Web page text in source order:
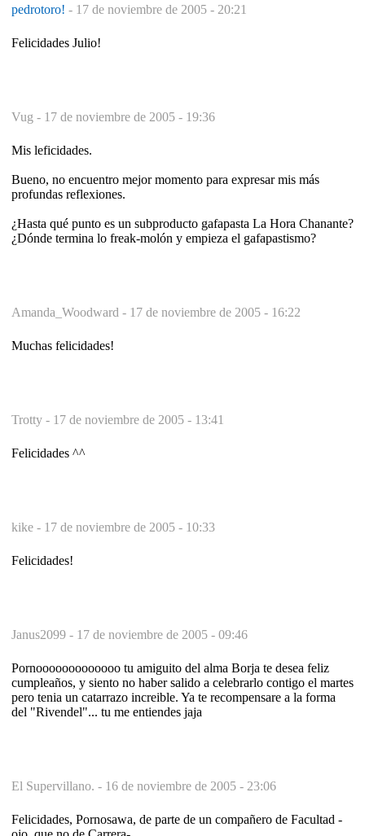
pedrotoro! - 17 de noviembre de 2005 - 20:21
Felicidades Julio!
Vug - 17 de noviembre de 2005 - 19:36
Mis leficidades.
Bueno, no encuentro mejor momento para expresar mis más
profundas reflexiones.
¿Hasta qué punto es un subproducto gafapasta La Hora Chanante?
¿Dónde termina lo freak-molón y empieza el gafapastismo?
Amanda_Woodward - 17 de noviembre de 2005 - 16:22
Muchas felicidades!
Trotty - 17 de noviembre de 2005 - 13:41
Felicidades ^^
kike - 17 de noviembre de 2005 - 10:33
Felicidades!
Janus2099 - 17 de noviembre de 2005 - 09:46
Pornooooooooooooo tu amiguito del alma Borja te desea feliz
cumpleaños, y siento no haber salido a celebrarlo contigo el martes
pero tenia un catarrazo increible. Ya te recompensare a la forma
del "Rivendel"... tu me entiendes jaja
El Supervillano. - 16 de noviembre de 2005 - 23:06
Felicidades, Pornosawa, de parte de un compañero de Facultad -